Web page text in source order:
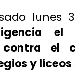
lunes
el
contra el
y liceos